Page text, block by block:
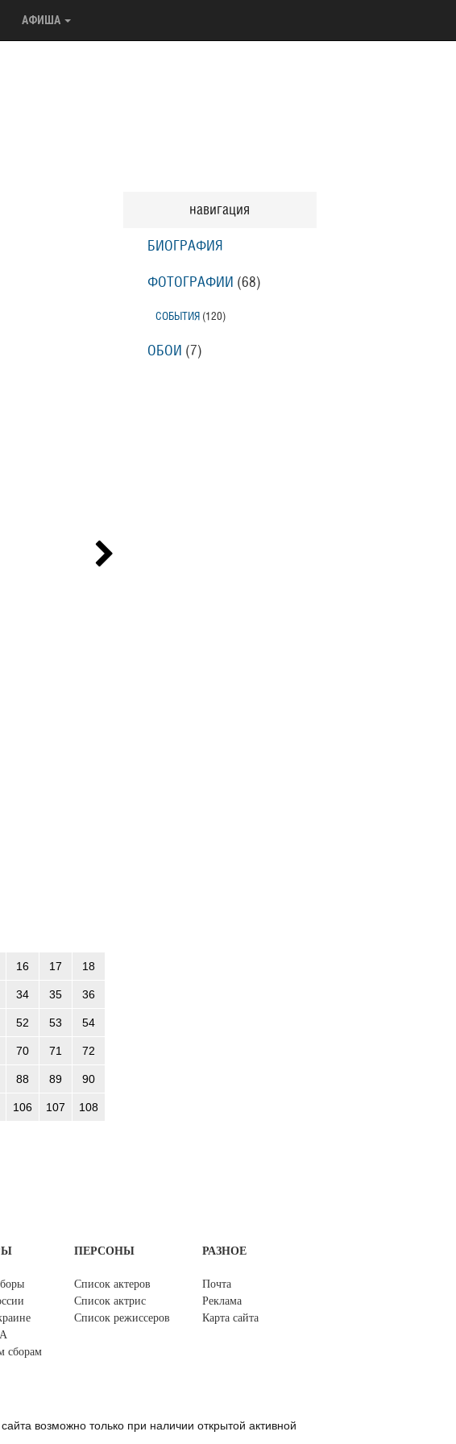
АФИША
16 17 18
34 35 36
52 53 54
70 71 72
88 89 90
106 107 108
навигация
БИОГРАФИЯ
ФОТОГРАФИИ (68)
СОБЫТИЯ (120)
ОБОИ (7)
сборам
ПЕРСОНЫ
Список актеров
Список актрис
Список режиссеров
РАЗНОЕ
Почта
Реклама
Карта сайта
возможно только при наличии открытой активной